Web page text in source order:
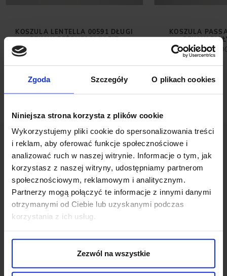
Zgoda Szczegóły O plikach cookies
Niniejsza strona korzysta z plików cookie
Wykorzystujemy pliki cookie do spersonalizowania treści
i reklam, aby oferować funkcje społecznościowe i
analizować ruch w naszej witrynie. Informacje o tym, jak
korzystasz z naszej witryny, udostępniamy partnerom
społecznościowym, reklamowym i analitycznym.
Partnerzy mogą połączyć te informacje z innymi danymi
otrzymanymi od Ciebie lub uzyskanymi podczas
korzystania z ich usług.
Zezwól na wszystkie
KOSZULA LENTELLA 00591 DŁUGI
RĘKAW BEŻOWY SLIM FIT
Najniższa cena z 30 dni przed
promocją: 279,00 zł
KOSZULA
RĘKAW
OPINIE O PRODUKCIE: KOSZULKA
POLO DOGLIANI CZARNY
Ten produkt nie ma jeszcze opinii, dodaj opinię, bądź